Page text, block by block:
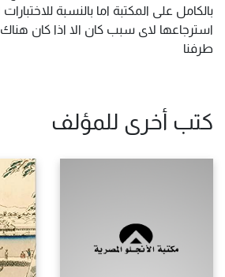
بالكامل على المكتبة اما بالنسبة
استرجاعها لاى سبب كان الا اذا كان
طرفنا
كتب أخرى للمؤلف